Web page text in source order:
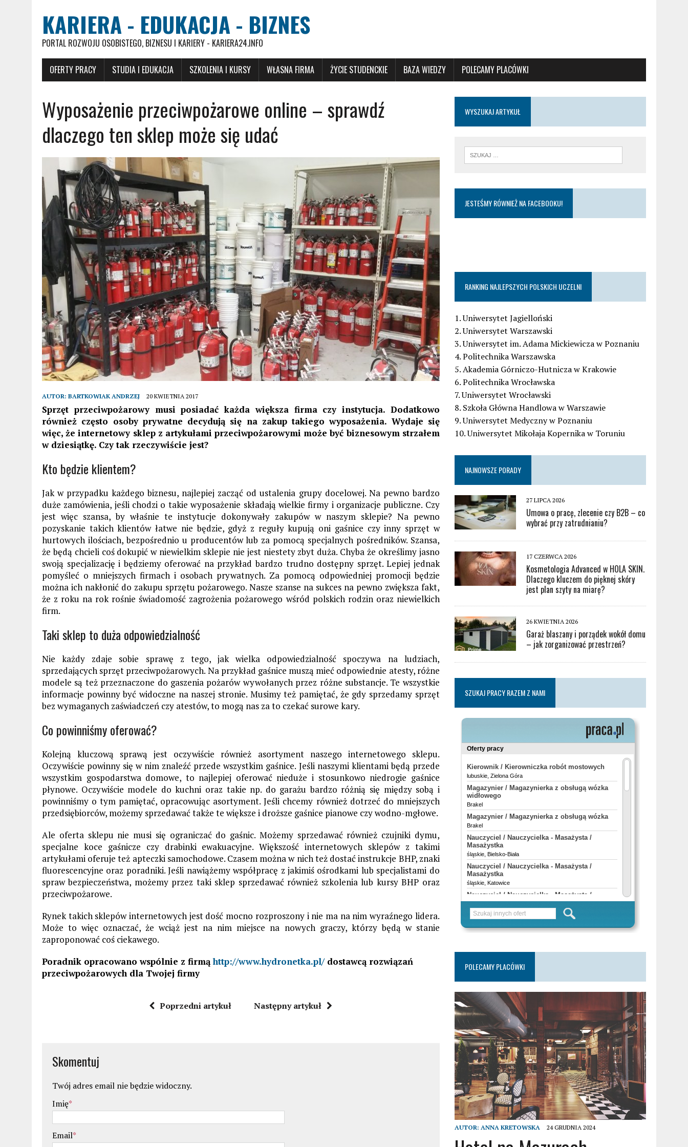
KARIERA - EDUKACJA - BIZNES
PORTAL ROZWOJU OSOBISTEGO, BIZNESU I KARIERY - KARIERA24.INFO
OFERTY PRACY STUDIA I EDUKACJA SZKOLENIA I KURSY WŁASNA FIRMA ŻYCIE STUDENCKIE BAZA WIEDZY POLECAMY PLACÓWKI
Wyposażenie przeciwpożarowe online – sprawdź
dlaczego ten sklep może się udać
AUTOR: BARTKOWIAK ANDRZEJ 20 KWIETNIA 2017
Sprzęt przeciwpożarowy musi posiadać każda większa firma czy instytucja. Dodatkowo
również często osoby prywatne decydują się na zakup takiego wyposażenia. Wydaje się
więc, że internetowy sklep z artykułami przeciwpożarowymi może być biznesowym strzałem
w dziesiątkę. Czy tak rzeczywiście jest?
Kto będzie klientem?
Jak w przypadku każdego biznesu, najlepiej zacząć od ustalenia grupy docelowej. Na pewno bardzo
duże zamówienia, jeśli chodzi o takie wyposażenie składają wielkie firmy i organizacje publiczne. Czy
jest więc szansa, by właśnie te instytucje dokonywały zakupów w naszym sklepie? Na pewno
pozyskanie takich klientów łatwe nie będzie, gdyż z reguły kupują oni gaśnice czy inny sprzęt w
hurtowych ilościach, bezpośrednio u producentów lub za pomocą specjalnych pośredników. Szansa,
że będą chcieli coś dokupić w niewielkim sklepie nie jest niestety zbyt duża. Chyba że określimy jasno
swoją specjalizację i będziemy oferować na przykład bardzo trudno dostępny sprzęt. Lepiej jednak
pomyśleć o mniejszych firmach i osobach prywatnych. Za pomocą odpowiedniej promocji będzie
można ich nakłonić do zakupu sprzętu pożarowego. Nasze szanse na sukces na pewno zwiększa fakt,
że z roku na rok rośnie świadomość zagrożenia pożarowego wśród polskich rodzin oraz niewielkich
firm.
Taki sklep to duża odpowiedzialność
Nie każdy zdaje sobie sprawę z tego, jak wielka odpowiedzialność spoczywa na ludziach,
sprzedających sprzęt przeciwpożarowych. Na przykład gaśnice muszą mieć odpowiednie atesty, różne
modele są też przeznaczone do gaszenia pożarów wywołanych przez różne substancje. Te wszystkie
informacje powinny być widoczne na naszej stronie. Musimy też pamiętać, że gdy sprzedamy sprzęt
bez wymaganych zaświadczeń czy atestów, to mogą nas za to czekać surowe kary.
Co powinniśmy oferować?
Kolejną kluczową sprawą jest oczywiście również asortyment naszego internetowego sklepu.
Oczywiście powinny się w nim znaleźć przede wszystkim gaśnice. Jeśli naszymi klientami będą przede
wszystkim gospodarstwa domowe, to najlepiej oferować nieduże i stosunkowo niedrogie gaśnice
płynowe. Oczywiście modele do kuchni oraz takie np. do garażu bardzo różnią się między sobą i
powinniśmy o tym pamiętać, opracowując asortyment. Jeśli chcemy również dotrzeć do mniejszych
przedsiębiorców, możemy sprzedawać także te większe i droższe gaśnice pianowe czy wodno-mgłowe.
Ale oferta sklepu nie musi się ograniczać do gaśnic. Możemy sprzedawać również czujniki dymu,
specjalne koce gaśnicze czy drabinki ewakuacyjne. Większość internetowych sklepów z takimi
artykułami oferuje też apteczki samochodowe. Czasem można w nich też dostać instrukcje BHP, znaki
fluorescencyjne oraz poradniki. Jeśli nawiążemy współpracę z jakimiś ośrodkami lub specjalistami do
spraw bezpieczeństwa, możemy przez taki sklep sprzedawać również szkolenia lub kursy BHP oraz
przeciwpożarowe.
Rynek takich sklepów internetowych jest dość mocno rozproszony i nie ma na nim wyraźnego lidera.
Może to więc oznaczać, że wciąż jest na nim miejsce na nowych graczy, którzy będą w stanie
zaproponować coś ciekawego.
Poradnik opracowano wspólnie z firmąhttp://www.hydronetka.pl/dostawcą rozwiązań
przeciwpożarowych dla Twojej firmy
Poprzedni artykuł Następny artykuł
Skomentuj
Twój adres email nie będzie widoczny.
Imię*
Email*
WYSZUKAJ ARTYKUŁ
JESTEŚMY RÓWNIEŻ NA FACEBOOKU!
RANKING NAJLEPSZYCH POLSKICH UCZELNI
1. Uniwersytet Jagielloński
2. Uniwersytet Warszawski
3. Uniwersytet im. Adama Mickiewicza w Poznaniu
4. Politechnika Warszawska
5. Akademia Górniczo-Hutnicza w Krakowie
6. Politechnika Wrocławska
7. Uniwersytet Wrocławski
8. Szkoła Główna Handlowa w Warszawie
9. Uniwersytet Medyczny w Poznaniu
10. Uniwersytet Mikołaja Kopernika w Toruniu
NAJNOWSZE PORADY
27 LIPCA 2026
Umowa o pracę, zlecenie czy B2B – co
wybrać przy zatrudnianiu?
17 CZERWCA 2026
Kosmetologia Advanced w HOLA SKIN.
Dlaczego kluczem do pięknej skóry
jest plan szyty na miarę?
26 KWIETNIA 2026
Garaż blaszany i porządek wokół domu
– jak zorganizować przestrzeń?
SZUKAJ PRACY RAZEM Z NAMI
POLECAMY PLACÓWKI
AUTOR: ANNA KRETOWSKA 24 GRUDNIA 2024